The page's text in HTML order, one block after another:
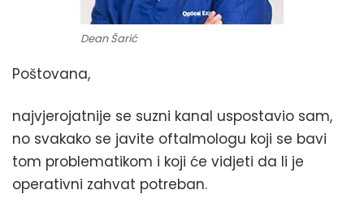
Dean Šarić
Poštovana,
najvjerojatnije se suzni kanal uspostavio sam,
no svakako se javite oftalmologu koji se bavi
tom problematikom i koji će vidjeti da li je
operativni zahvat potreban.